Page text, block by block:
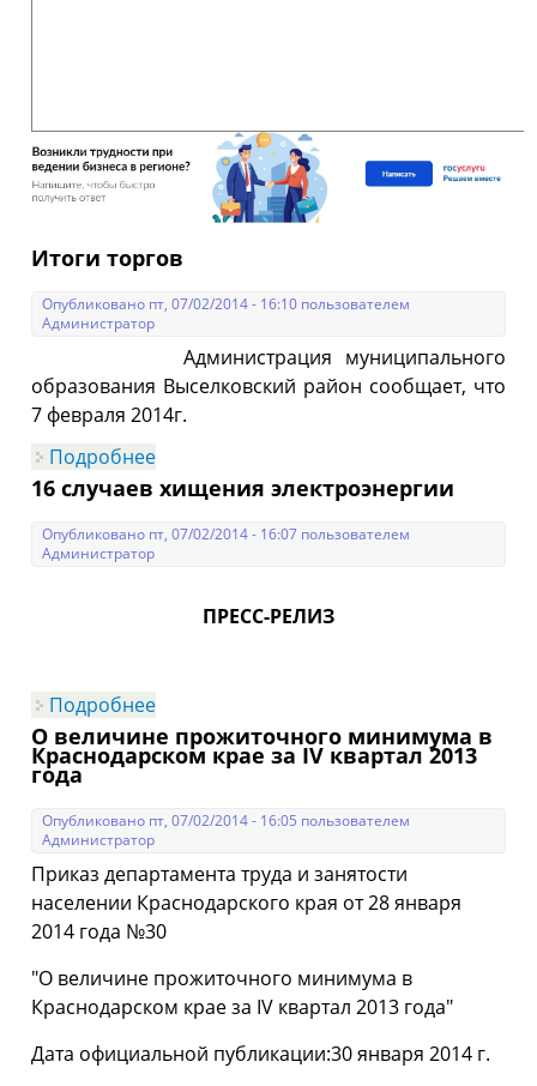
Итоги торгов
Опубликовано пт, 07/02/2014 - 16:10 пользователем
Администратор
Администрация муниципального
образования Выселковский район сообщает, что
7 февраля 2014г.
Подробнее
16 случаев хищения электроэнергии
Опубликовано пт, 07/02/2014 - 16:07 пользователем
Администратор
ПРЕСС-РЕЛИЗ
Подробнее
О величине прожиточного минимума в
Краснодарском крае за IV квартал 2013
года
Опубликовано пт, 07/02/2014 - 16:05 пользователем
Администратор
Приказ департамента труда и занятости
населении Краснодарского края от 28 января
2014 года №30
"О величине прожиточного минимума в
Краснодарском крае за IV квартал 2013 года"
Дата официальной публикации:30 января 2014 г.